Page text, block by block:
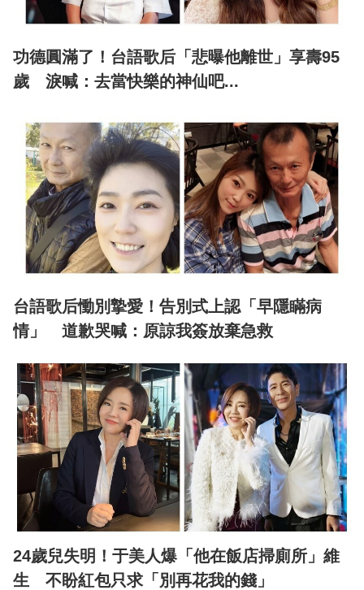
功德圓滿了！台語歌后「悲曝他離世」享壽95
歲 淚喊：去當快樂的神仙吧...
台語歌后慟別摯愛！告別式上認「早隱瞞病
情」 道歉哭喊：原諒我簽放棄急救
24歲兒失明！于美人爆「他在飯店掃廁所」維
生 不盼紅包只求「別再花我的錢」